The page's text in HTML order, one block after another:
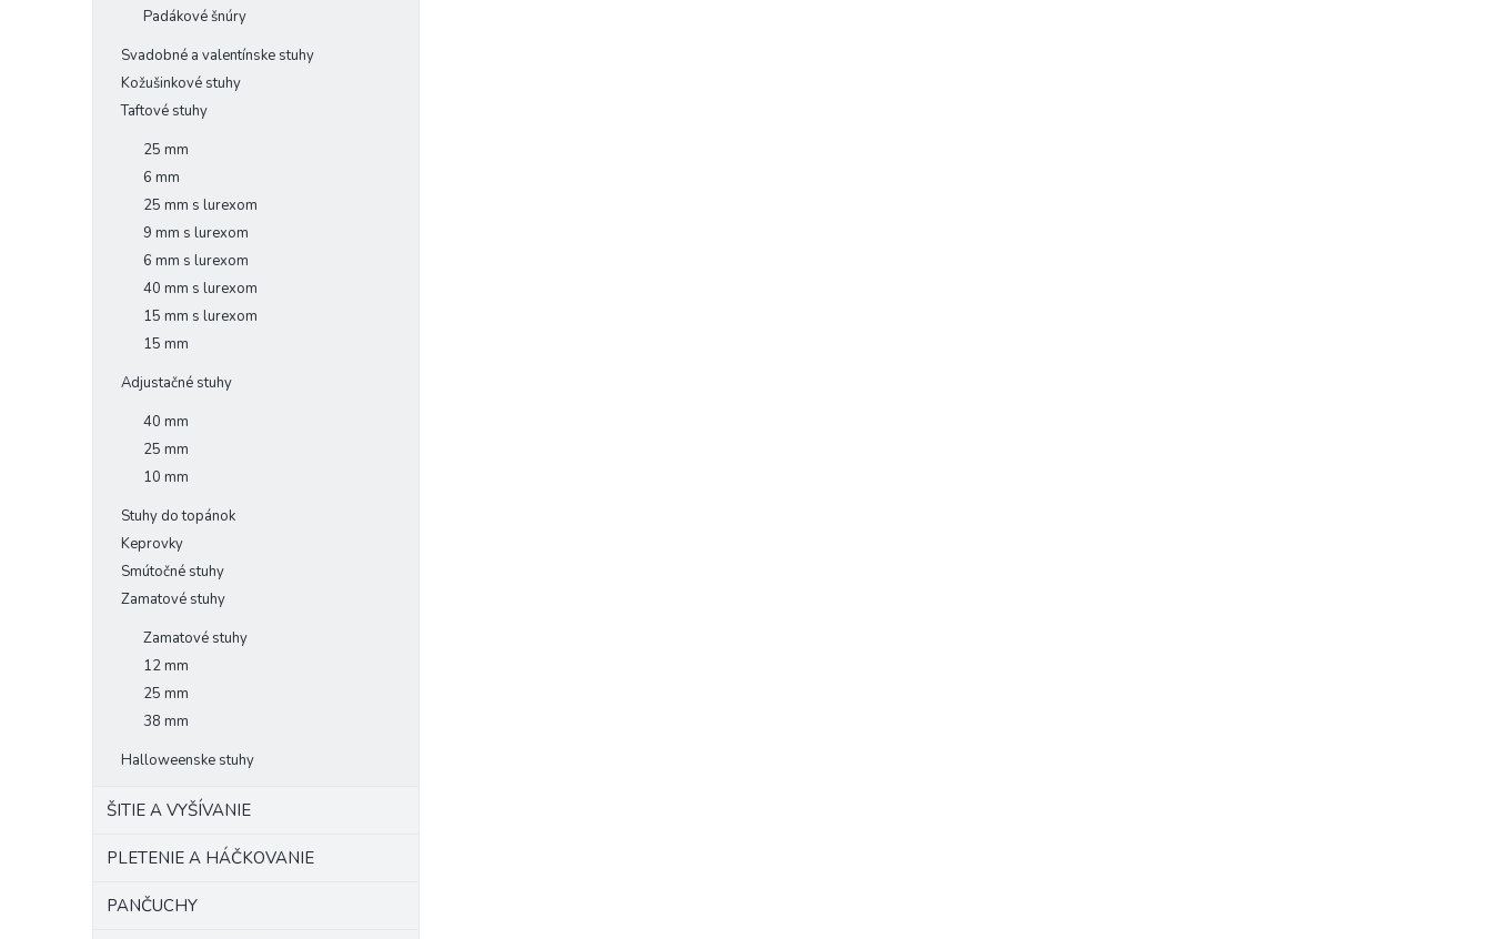
Padákové šnúry
Svadobné a valentínske stuhy
Kožušinkové stuhy
Taftové stuhy
25 mm
6 mm
25 mm s lurexom
9 mm s lurexom
6 mm s lurexom
40 mm s lurexom
15 mm s lurexom
15 mm
Adjustačné stuhy
40 mm
25 mm
10 mm
Stuhy do topánok
Keprovky
Smútočné stuhy
Zamatové stuhy
Zamatové stuhy
12 mm
25 mm
38 mm
Halloweenske stuhy
ŠITIE A VYŠÍVANIE
PLETENIE A HÁČKOVANIE
PANČUCHY